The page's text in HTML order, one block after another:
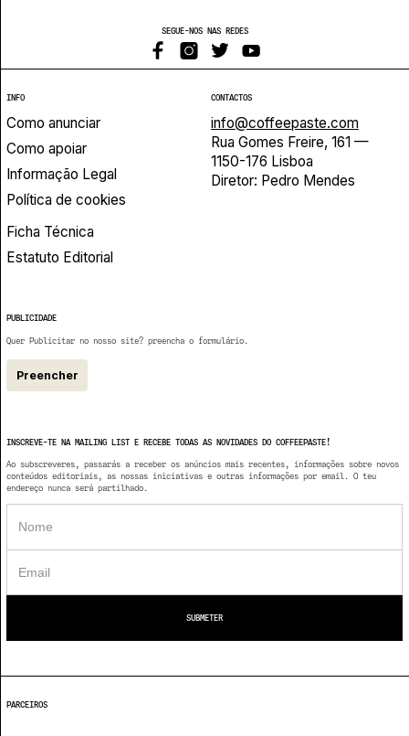
SEGUE-NOS NAS REDES
INFO
Como anunciar
Como apoiar
Informação Legal
Política de cookies
Ficha Técnica
Estatuto Editorial
CONTACTOS
info@coffeepaste.com
Rua Gomes Freire, 161 —
1150-176 Lisboa
Diretor: Pedro Mendes
PUBLICIDADE
Quer Publicitar no nosso site? preencha o formulário.
Preencher
INSCREVE-TE NA MAILING LIST E RECEBE TODAS AS NOVIDADES DO COFFEEPASTE!
Ao subscreveres, passarás a receber os anúncios mais recentes, informações sobre novos
conteúdos editoriais, as nossas iniciativas e outras informações por email. O teu
endereço nunca será partilhado.
PARCEIROS